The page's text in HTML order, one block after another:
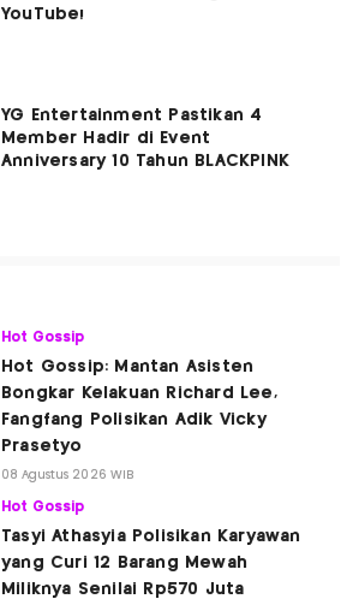
YouTube!
YG Entertainment Pastikan 4
Member Hadir di Event
Anniversary 10 Tahun BLACKPINK
Hot Gossip
Hot Gossip: Mantan Asisten
Bongkar Kelakuan Richard Lee,
Fangfang Polisikan Adik Vicky
Prasetyo
08 Agustus 2026 WIB
Hot Gossip
Tasyi Athasyia Polisikan Karyawan
yang Curi 12 Barang Mewah
Miliknya Senilai Rp570 Juta